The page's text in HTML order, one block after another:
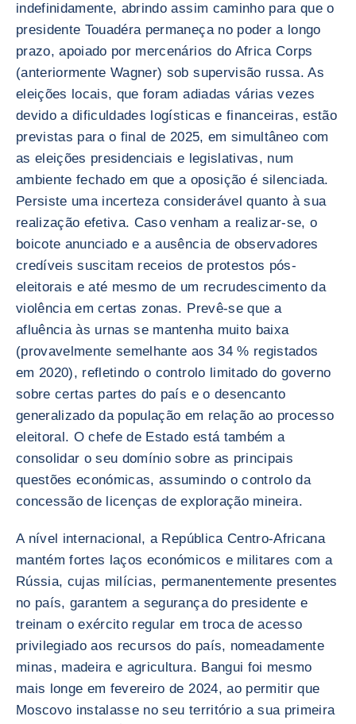
indefinidamente, abrindo assim caminho para que o
presidente Touadéra permaneça no poder a longo
prazo, apoiado por mercenários do Africa Corps
(anteriormente Wagner) sob supervisão russa. As
eleições locais, que foram adiadas várias vezes
devido a dificuldades logísticas e financeiras, estão
previstas para o final de 2025, em simultâneo com
as eleições presidenciais e legislativas, num
ambiente fechado em que a oposição é silenciada.
Persiste uma incerteza considerável quanto à sua
realização efetiva. Caso venham a realizar-se, o
boicote anunciado e a ausência de observadores
credíveis suscitam receios de protestos pós-
eleitorais e até mesmo de um recrudescimento da
violência em certas zonas. Prevê-se que a
afluência às urnas se mantenha muito baixa
(provavelmente semelhante aos 34 % registados
em 2020), refletindo o controlo limitado do governo
sobre certas partes do país e o desencanto
generalizado da população em relação ao processo
eleitoral. O chefe de Estado está também a
consolidar o seu domínio sobre as principais
questões económicas, assumindo o controlo da
concessão de licenças de exploração mineira.
A nível internacional, a República Centro-Africana
mantém fortes laços económicos e militares com a
Rússia, cujas milícias, permanentemente presentes
no país, garantem a segurança do presidente e
treinam o exército regular em troca de acesso
privilegiado aos recursos do país, nomeadamente
minas, madeira e agricultura. Bangui foi mesmo
mais longe em fevereiro de 2024, ao permitir que
Moscovo instalasse no seu território a sua primeira